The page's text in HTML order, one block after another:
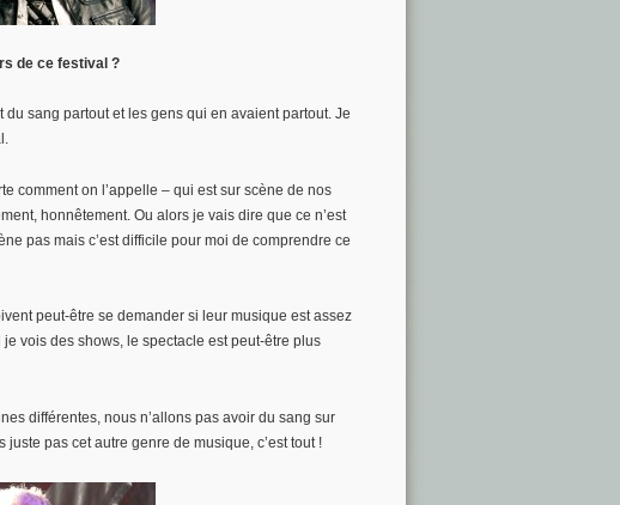
de ce festival ?
sang partout et les gens qui en avaient partout. Je
comment on l’appelle – qui est sur scène de nos
honnêtement. Ou alors je vais dire que ce n’est
pas mais c’est difficile pour moi de comprendre ce
peut-être se demander si leur musique est assez
vois des shows, le spectacle est peut-être plus
différentes, nous n’allons pas avoir du sang sur
pas cet autre genre de musique, c’est tout !